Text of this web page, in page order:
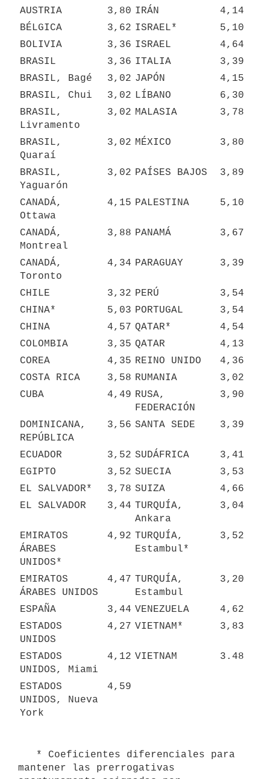
AUSTRIA
3,80 IRÁN
4,14
BÉLGICA
3,62 ISRAEL*
5,10
BOLIVIA
3,36 ISRAEL
4,64
BRASIL
3,36 ITALIA
3,39
BRASIL, Bagé
3,02 JAPÓN
4,15
BRASIL, Chui
3,02 LÍBANO
6,30
BRASIL,
Livramento
3,02 MALASIA 3,78
BRASIL,
Quaraí
3,02 MÉXICO 3,80
BRASIL,
Yaguarón
3,02 PAÍSES BAJOS 3,89
CANADÁ,
Ottawa
4,15 PALESTINA 5,10
CANADÁ,
Montreal
3,88 PANAMÁ 3,67
CANADÁ,
Toronto
4,34 PARAGUAY 3,39
CHILE 3,32 PERÚ
3,54
CHINA*
5,03 PORTUGAL
3,54
CHINA
4,57 QATAR*
4,54
COLOMBIA
3,35 QATAR
4,13
COREA
4,35 REINO UNIDO
4,36
COSTA RICA
3,58 RUMANIA
3,02
CUBA
4,49 RUSA,
FEDERACIÓN
3,90
DOMINICANA,
REPÚBLICA
3,56 SANTA SEDE 3,39
ECUADOR 3,52 SUDÁFRICA
3,41
EGIPTO
3,52 SUECIA
3,53
EL SALVADOR*
3,78 SUIZA
4,66
EL SALVADOR
3,44 TURQUÍA,
Ankara
3,04
EMIRATOS
ÁRABES
UNIDOS*
4,92 TURQUÍA,
Estambul*
3,52
EMIRATOS
ÁRABES UNIDOS
4,47 TURQUÍA,
Estambul
3,20
ESPAÑA 3,44 VENEZUELA
4,62
ESTADOS
UNIDOS
4,27 VIETNAM* 3,83
ESTADOS
UNIDOS, Miami
4,12 VIETNAM 3.48
ESTADOS
UNIDOS, Nueva
York
4,59
mantener las prerrogativas